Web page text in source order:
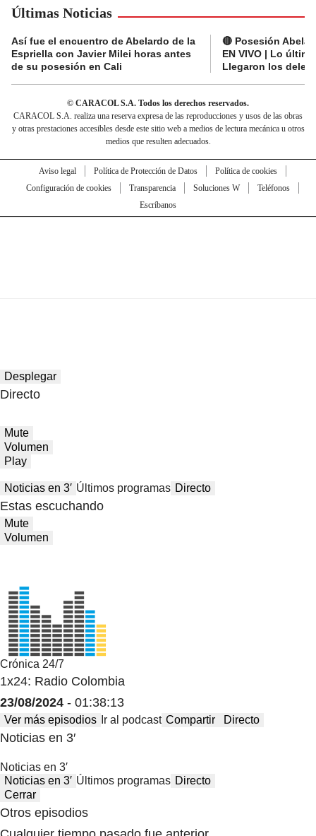
Últimas Noticias
Así fue el encuentro de Abelardo de la
Espriella con Javier Milei horas antes
de su posesión en Cali
🔴 Posesión
EN VIVO | Lo
Llegaron los
© CARACOL S.A. Todos los derechos reservados.
CARACOL S.A. realiza una reserva expresa de las reproducciones y usos de las obras
y otras prestaciones accesibles desde este sitio web a medios de lectura mecánica u otros
medios que resulten adecuados.
Aviso legal Política de Protección de Datos
Política de cookies
Configuración de cookies
Transparencia Soluciones W
Teléfonos
Escríbanos
Desplegar
Directo
Mute
Volumen
Play
Noticias en 3′ Últimos programas Directo
Estas escuchando
Mute
Volumen
Crónica 24/7
1x24: Radio Colombia
23/08/2024 - 01:38:13
Ver más episodios Ir al podcast Compartir Directo
Noticias en 3′
Noticias en 3′
Noticias en 3′ Últimos programas Directo
Cerrar
Otros episodios